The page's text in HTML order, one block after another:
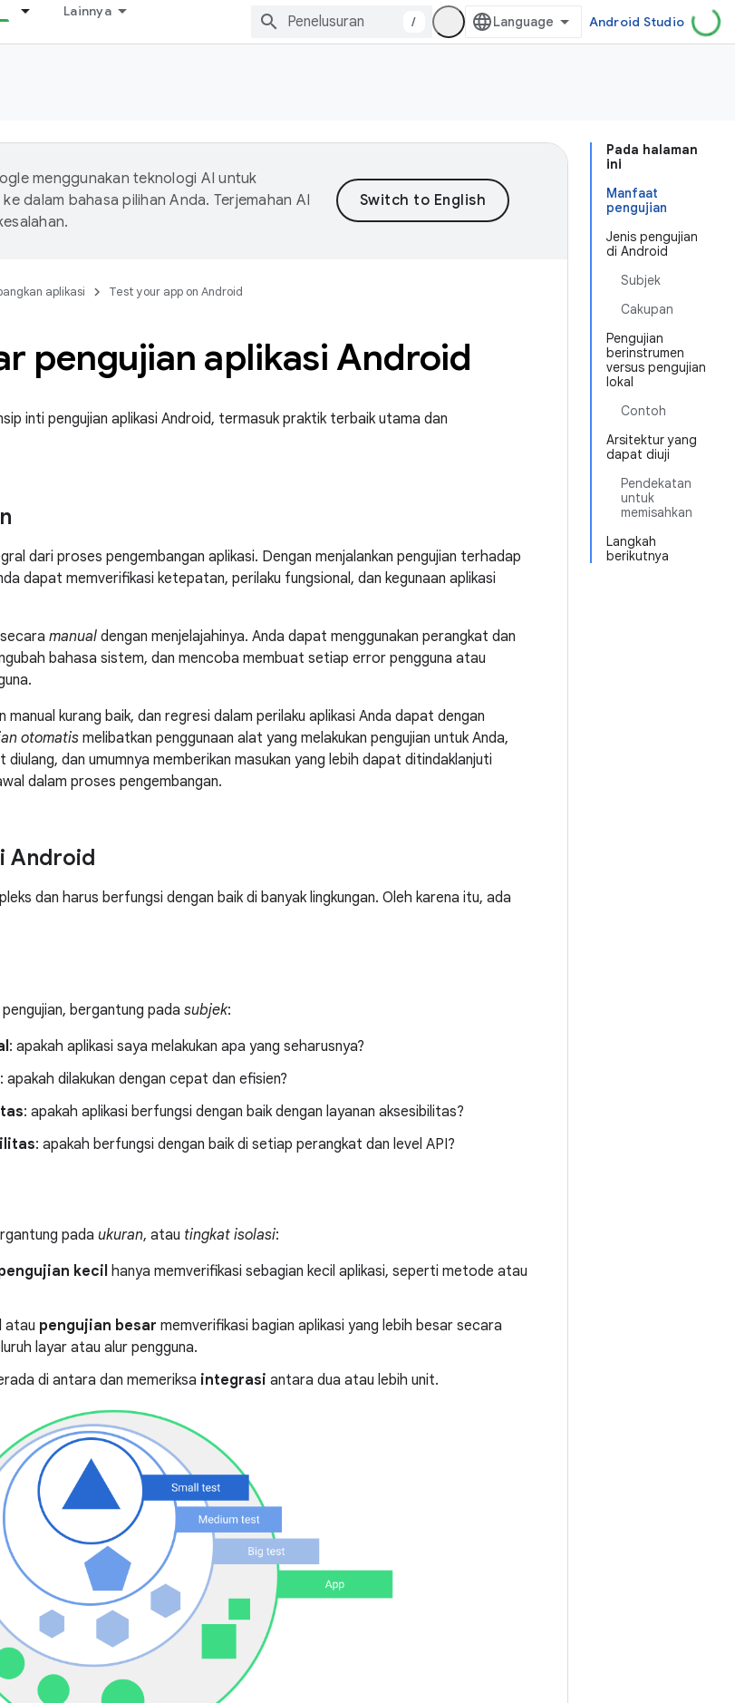
Lainnya
/ Android Studio
Pada halaman
ini
Manfaat
pengujian
Jenis pengujian
di Android
Subjek
Cakupan
Pengujian
berinstrumen
versus pengujian
lokal
Contoh
Arsitektur yang
dapat diuji
Pendekatan
untuk
memisahkan
Langkah
berikutnya
menggunakan teknologi AI untuk
dalam bahasa pilihan Anda. Terjemahan AI
aplikasi Test your app on Android
pengujian aplikasi Android
inti pengujian aplikasi Android, termasuk praktik terbaik utama dan
dari proses pengembangan aplikasi. Dengan menjalankan pengujian terhadap
dapat memverifikasi ketepatan, perilaku fungsional, dan kegunaan aplikasi
manual dengan menjelajahinya. Anda dapat menggunakan perangkat dan
bahasa sistem, dan mencoba membuat setiap error pengguna atau
manual kurang baik, dan regresi dalam perilaku aplikasi Anda dapat dengan
otomatis melibatkan penggunaan alat yang melakukan pengujian untuk Anda,
dan umumnya memberikan masukan yang lebih dapat ditindaklanjuti
dalam proses pengembangan.
Android
dan harus berfungsi dengan baik di banyak lingkungan. Oleh karena itu, ada
bergantung pada subjek:
: apakah aplikasi saya melakukan apa yang seharusnya?
: apakah dilakukan dengan cepat dan efisien?
: apakah aplikasi berfungsi dengan baik dengan layanan aksesibilitas?
: apakah berfungsi dengan baik di setiap perangkat dan level API?
pada ukuran, atau tingkat isolasi:
kecil hanya memverifikasi sebagian kecil aplikasi, seperti metode atau
atau pengujian besar memverifikasi bagian aplikasi yang lebih besar secara
layar atau alur pengguna.
di antara dan memeriksa integrasi antara dua atau lebih unit.